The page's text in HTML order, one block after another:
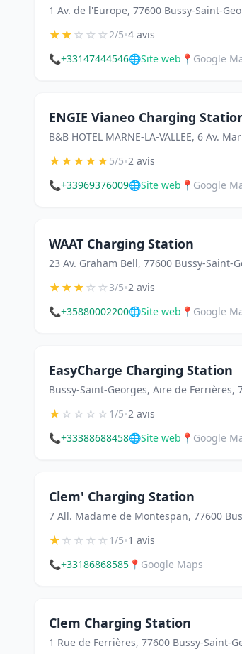
1 Av. de l'Europe, 77600 Bussy-Saint-
★★☆☆☆2/5•4 avis
📞+33147444546🌐Site web 📍 Google
ENGIE Vianeo Charging
B&B HOTEL MARNE-LA-VALLEE, 6 Av.
★★★★★5/5•2 avis
📞+33969376009🌐Site web 📍 Google
WAAT Charging Station
23 Av. Graham Bell, 77600 Bussy-Saint-
★★★☆☆3/5•2 avis
📞+35880002200🌐Site web 📍 Google
EasyCharge Charging Station
Bussy-Saint-Georges, Aire de Ferrières,
★☆☆☆☆1/5•2 avis
📞+33388688458🌐Site web 📍 Google
Clem' Charging Station
7 All. Madame de Montespan, 77600
★☆☆☆☆1/5•1 avis
📞+33186868585 📍 Google Maps
Clem Charging Station
1 Rue de Ferrières, 77600 Bussy-Saint-